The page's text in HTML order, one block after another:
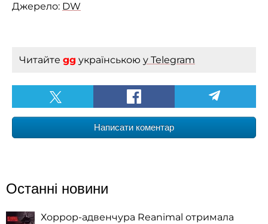
Джерело: DW
Читайте gg українською у Telegram
Написати коментар
Останні новини
Хоррор-адвенчура Reanimal отримала